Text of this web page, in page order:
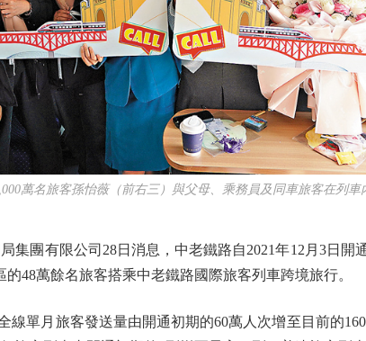
萬名旅客孫怡薇（前右三）與父母、乘務員及同車旅客在列
團有限公司28日消息，中老鐵路自2021年12月3日開
48萬餘名旅客搭乘中老鐵路國際旅客列車跨境旅行。
單月旅客發送量由開通初期的60萬人次增至目前的